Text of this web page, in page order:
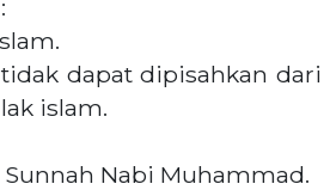
dapat dipisahkan dari
islam.
Nabi Muhammad.